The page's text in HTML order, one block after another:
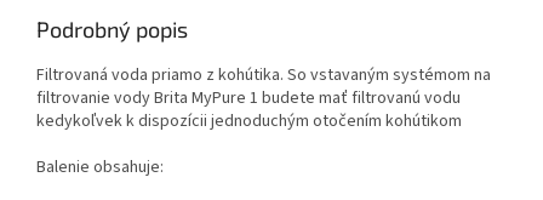
Podrobný popis
Filtrovaná voda priamo z kohútika. So vstavaným systémom na
filtrovanie vody Brita MyPure 1 budete mať filtrovanú vodu
kedykoľvek k dispozícii jednoduchým otočením kohútikom
Balenie obsahuje: